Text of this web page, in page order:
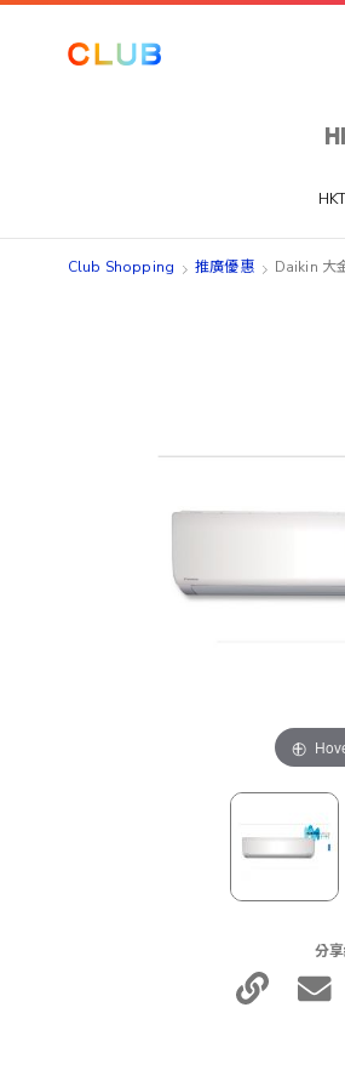
Club Shopping 推廣優惠 Daikin 大
分